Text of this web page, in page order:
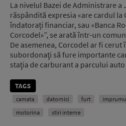
La nivelul Bazei de Administrare a
răspândită expresia «are cardul la
îndatorați financiar, sau «Banca
Corcodel»”, se arată într-un
De asemenea, Corcodel ar fi
subordonaţi să fure importante
staţia de carburant a parcului
TAGS
camata datornici furt
motorina
stiri interne